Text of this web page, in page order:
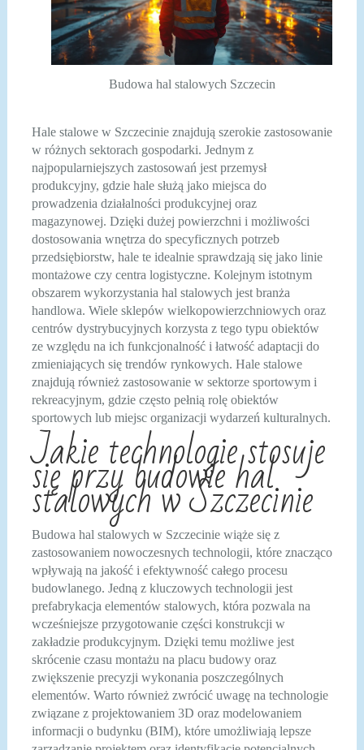
Budowa hal stalowych Szczecin
Hale stalowe w Szczecinie znajdują szerokie zastosowanie
w różnych sektorach gospodarki. Jednym z
najpopularniejszych zastosowań jest przemysł
produkcyjny, gdzie hale służą jako miejsca do
prowadzenia działalności produkcyjnej oraz
magazynowej. Dzięki dużej powierzchni i możliwości
dostosowania wnętrza do specyficznych potrzeb
przedsiębiorstw, hale te idealnie sprawdzają się jako linie
montażowe czy centra logistyczne. Kolejnym istotnym
obszarem wykorzystania hal stalowych jest branża
handlowa. Wiele sklepów wielkopowierzchniowych oraz
centrów dystrybucyjnych korzysta z tego typu obiektów
ze względu na ich funkcjonalność i łatwość adaptacji do
zmieniających się trendów rynkowych. Hale stalowe
znajdują również zastosowanie w sektorze sportowym i
rekreacyjnym, gdzie często pełnią rolę obiektów
sportowych lub miejsc organizacji wydarzeń kulturalnych.
Jakie technologie stosuje
się przy budowie hal
stalowych w Szczecinie
Budowa hal stalowych w Szczecinie wiąże się z
zastosowaniem nowoczesnych technologii, które znacząco
wpływają na jakość i efektywność całego procesu
budowlanego. Jedną z kluczowych technologii jest
prefabrykacja elementów stalowych, która pozwala na
wcześniejsze przygotowanie części konstrukcji w
zakładzie produkcyjnym. Dzięki temu możliwe jest
skrócenie czasu montażu na placu budowy oraz
zwiększenie precyzji wykonania poszczególnych
elementów. Warto również zwrócić uwagę na technologie
związane z projektowaniem 3D oraz modelowaniem
informacji o budynku (BIM), które umożliwiają lepsze